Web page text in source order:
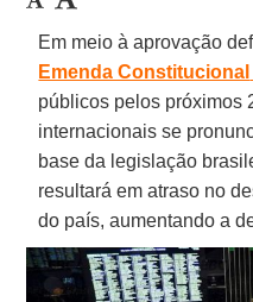
Em meio à aprovação
Emenda Constitucional
públicos pelos próximos
internacionais se
base da legislação
resultará em atraso no
do país, aumentando a